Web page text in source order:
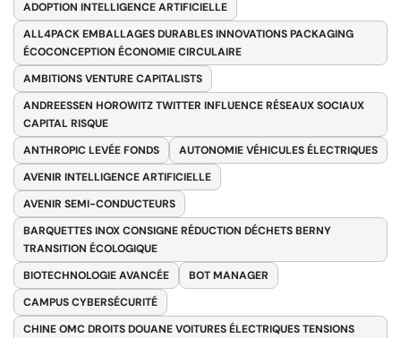
ADOPTION INTELLIGENCE ARTIFICIELLE
ALL4PACK EMBALLAGES DURABLES INNOVATIONS PACKAGING
ÉCOCONCEPTION ÉCONOMIE CIRCULAIRE
AMBITIONS VENTURE CAPITALISTS
ANDREESSEN HOROWITZ TWITTER INFLUENCE RÉSEAUX SOCIAUX
CAPITAL RISQUE
ANTHROPIC LEVÉE FONDS
AUTONOMIE VÉHICULES ÉLECTRIQUES
AVENIR INTELLIGENCE ARTIFICIELLE
AVENIR SEMI-CONDUCTEURS
BARQUETTES INOX CONSIGNE RÉDUCTION DÉCHETS BERNY
TRANSITION ÉCOLOGIQUE
BIOTECHNOLOGIE AVANCÉE
BOT MANAGER
CAMPUS CYBERSÉCURITÉ
CHINE OMC DROITS DOUANE VOITURES ÉLECTRIQUES TENSIONS